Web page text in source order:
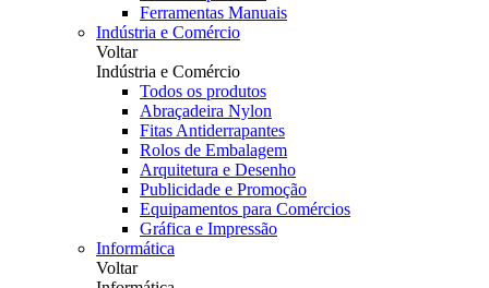
Ferramentas Manuais
Indústria e Comércio
Voltar
Indústria e Comércio
Todos os produtos
Abraçadeira Nylon
Fitas Antiderrapantes
Rolos de Embalagem
Arquitetura e Desenho
Publicidade e Promoção
Equipamentos para Comércios
Gráfica e Impressão
Informática
Voltar